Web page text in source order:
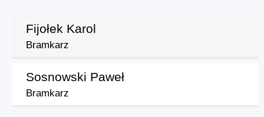
Fijołek Karol
Bramkarz
Sosnowski Paweł
Bramkarz